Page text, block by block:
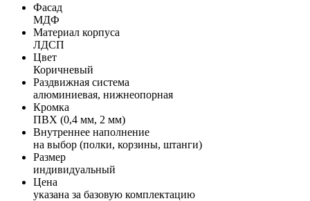
Фасад
МДФ
Материал корпуса
ЛДСП
Цвет
Коричневый
Раздвижная система
алюминиевая, нижнеопорная
Кромка
ПВХ (0,4 мм, 2 мм)
Внутреннее наполнение
на выбор (полки, корзины, штанги)
Размер
индивидуальный
Цена
указана за базовую комплектацию